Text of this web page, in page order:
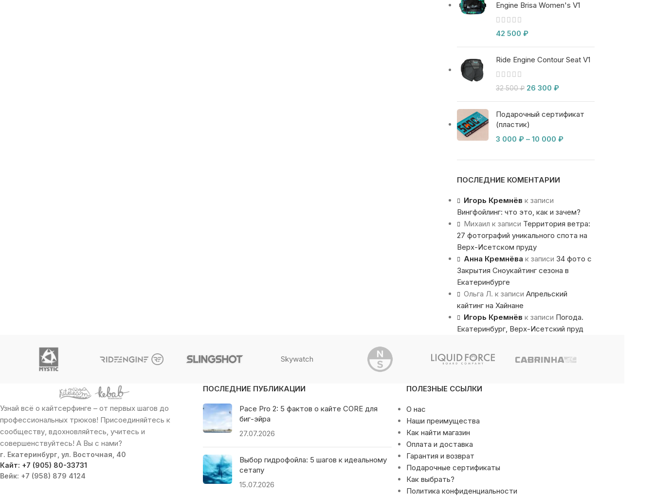
Engine Brisa Women's V1
42 500 ₽
Ride Engine Contour Seat V1
32 500₽ 26 300 ₽
Подарочный сертификат
(пластик)
3 000 ₽ – 10 000 ₽
ПОСЛЕДНИЕ КОМЕНТАРИИ
Игорь Кремнёв к записи
Вингфойлинг: что это, как и зачем?
Михаил к записи Территория ветра:
27 фотографий уникального спота на
Верх-Исетском пруду
Анна Кремнёва к записи 34 фото с
Закрытия Сноукайтинг сезона в
Екатеринбурге
Ольга Л. к записи Апрельский
кайтинг на Хайнане
Игорь Кремнёв к записи Погода.
Екатеринбург, Верх-Исетский пруд
Skywatch
Узнай всё о кайтсерфинге – от первых шагов до
профессиональных трюков! Присоединяйтесь к
сообществу, вдохновляйтесь, учитесь и
совершенствуйтесь! А Вы с нами?
г. Екатеринбург, ул. Восточная, 40
Кайт: +7 (905) 80-33731
Вейк: +7 (958) 879 4124
ПОСЛЕДНИЕ ПУБЛИКАЦИИ
Pace Pro 2: 5 фактов о кайте CORE для
биг-эйра
27.07.2026
Выбор гидрофойла: 5 шагов к идеальному
сетапу
15.07.2026
ПОЛЕЗНЫЕ ССЫЛКИ
О нас
Наши преимущества
Как найти магазин
Оплата и доставка
Гарантия и возврат
Подарочные сертификаты
Как выбрать?
Политика конфиденциальности